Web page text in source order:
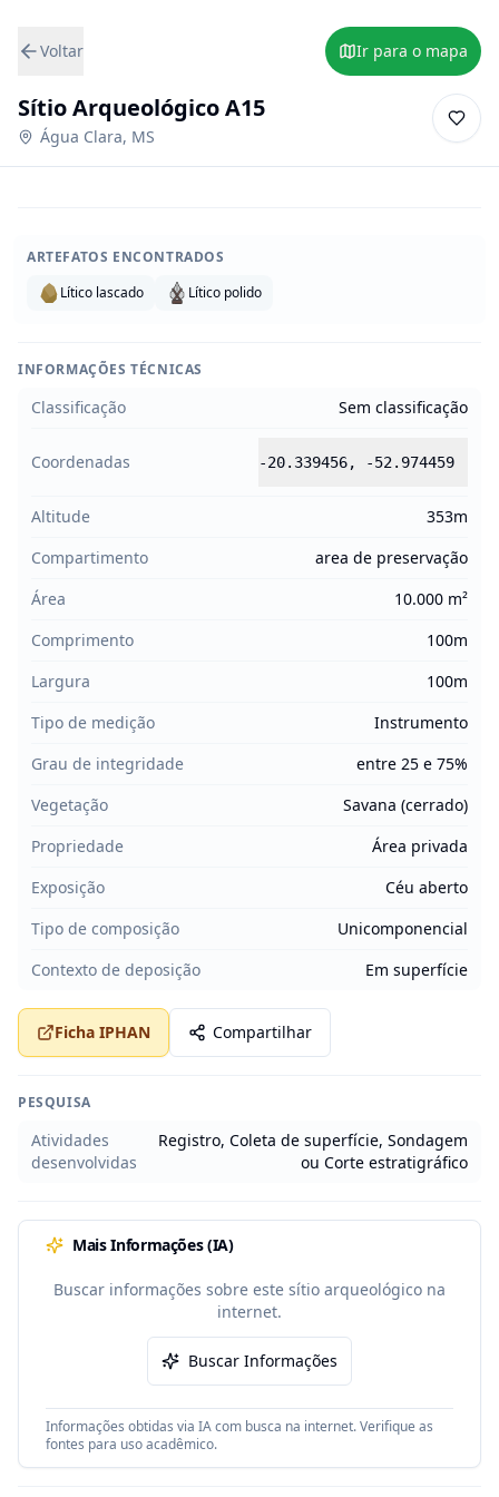
Voltar Ir para o mapa
Sítio Arqueológico A15
Água Clara, MS
ARTEFATOS ENCONTRADOS
Lítico lascado
Lítico polido
INFORMAÇÕES TÉCNICAS
Classificação Sem classificação
Coordenadas -20.339456, -52.974459
Altitude
353m
Compartimento
area de preservação
Área
10.000 m²
Comprimento
100m
Largura
100m
Tipo de medição
Instrumento
Grau de integridade
entre 25 e 75%
Vegetação
Savana (cerrado)
Propriedade
Área privada
Exposição
Céu aberto
Tipo de composição
Unicomponencial
Contexto de deposição
Em superfície
Ficha IPHAN Compartilhar
PESQUISA
Atividades
desenvolvidas
Registro, Coleta de superfície, Sondagem
ou Corte estratigráfico
Mais Informações (IA)
Buscar informações sobre este sítio arqueológico na
internet.
Buscar Informações
Informações obtidas via IA com busca na internet. Verifique as
fontes para uso acadêmico.